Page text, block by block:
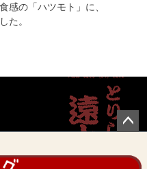
感の「ハツモト」に、
た。
ジト